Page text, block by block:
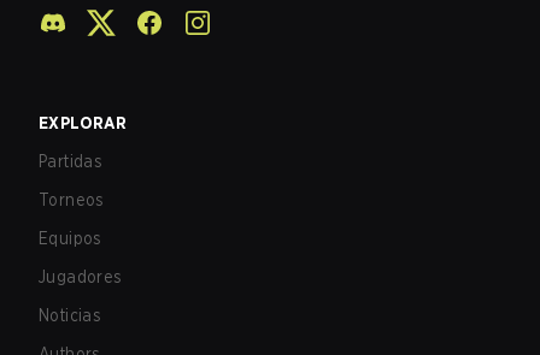
EXPLORAR
Partidas
Torneos
Equipos
Jugadores
Noticias